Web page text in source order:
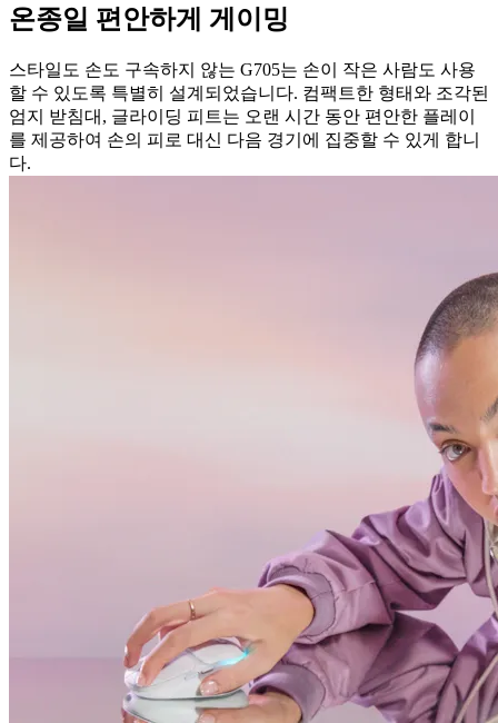
온종일 편안하게 게이밍
스타일도 손도 구속하지 않는 G705는 손이 작은 사람도 사용
할 수 있도록 특별히 설계되었습니다. 컴팩트한 형태와 조각된
엄지 받침대, 글라이딩 피트는 오랜 시간 동안 편안한 플레이
를 제공하여 손의 피로 대신 다음 경기에 집중할 수 있게 합니
다.